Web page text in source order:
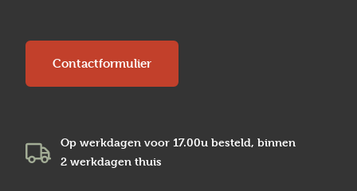
Contactformulier
Op werkdagen voor 17.00u besteld, binnen
2 werkdagen thuis